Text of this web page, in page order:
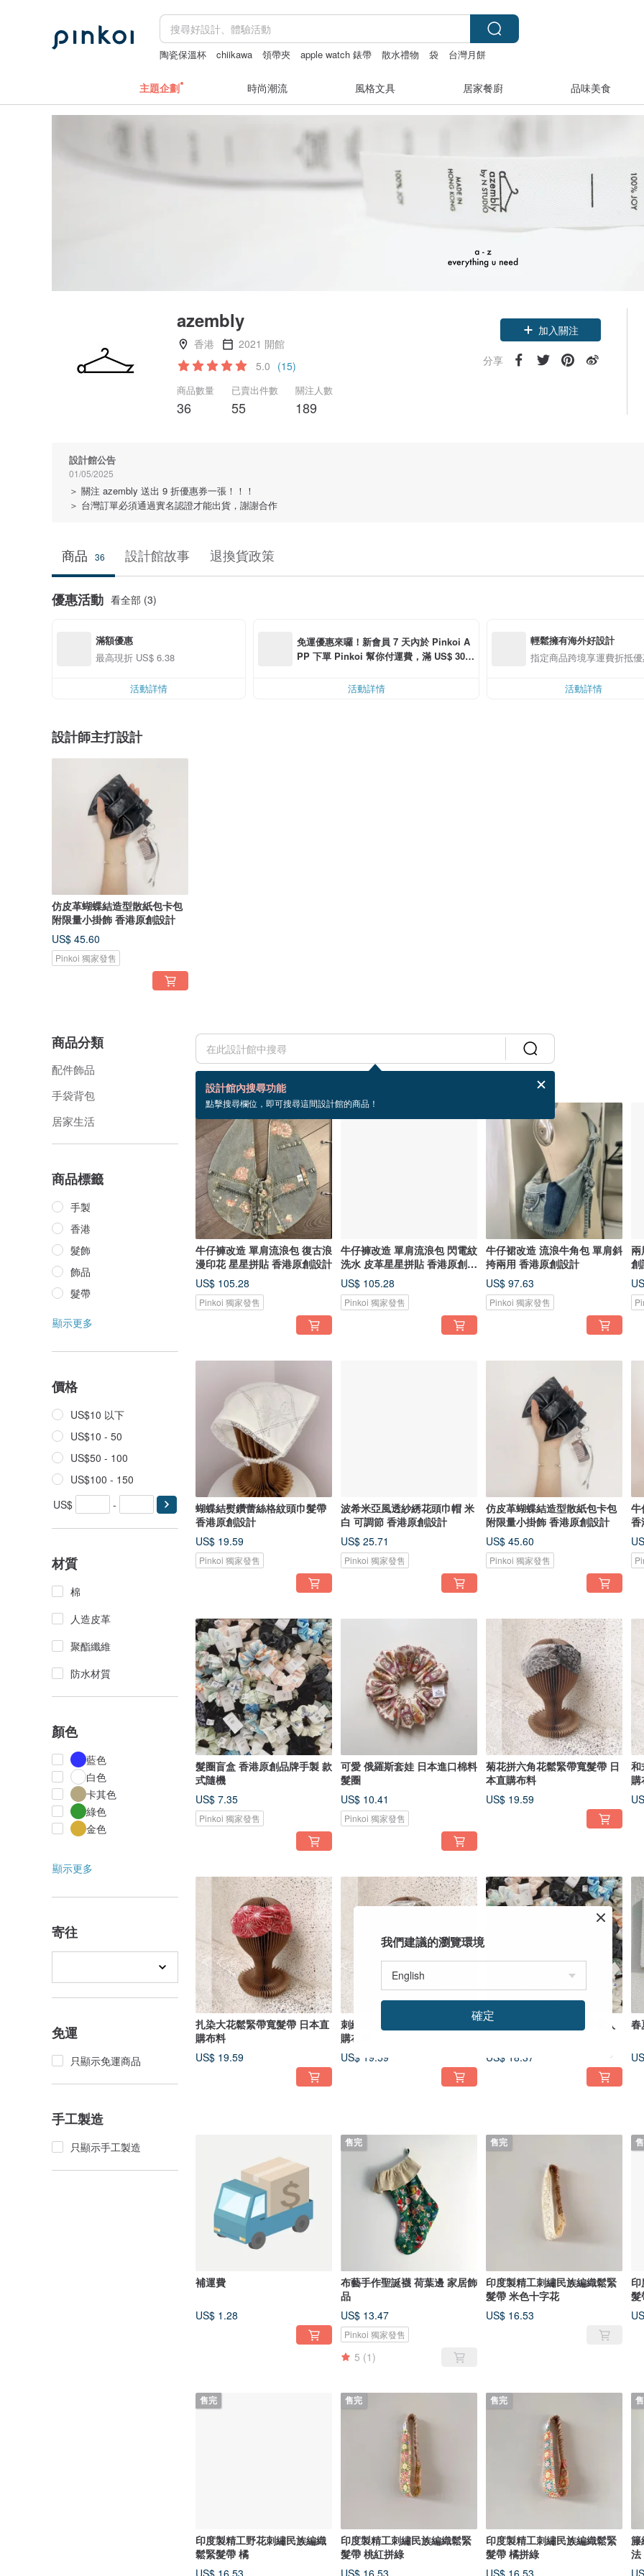
陶瓷保溫杯 chiikawa 領帶夾 apple watch 錶帶 散水禮物 袋
台灣月餅
主題企劃 時尚潮流 風格文具 居家餐廚 品味美食
azembly
香港
2021 開館
5.0 (15)
商品數量
36
已賣出件數
55
關注人數
189
領優惠券
加入關注
分享
設計館公告
01/05/2025
＞ 關注 azembly 送出 9 折優惠券一張！！！
＞ 台灣訂單必須通過實名認證才能出貨，謝謝合作
商品 36 設計館故事 退換貨政策
優惠活動 看全部 (3)
滿額優惠
最高現折 US$ 6.38
活動詳情
免運優惠來囉！新會員 7 天內於 Pinkoi A
PP 下單 Pinkoi 幫你付運費，滿 US$ 30.0
活動詳情
輕鬆擁有海外好設計
指定商品跨境享運費折抵
活動詳情
設計師主打設計
仿皮革蝴蝶結造型散紙包卡包
附限量小掛飾 香港原創設計
US$ 45.60
Pinkoi 獨家發售
商品分類
配件飾品
手袋背包
居家生活
商品標籤
手製
香港
髮飾
飾品
髮帶
顯示更多
價格
US$10 以下
US$10 - 50
US$50 - 100
US$100 - 150
US$
-
材質
棉
人造皮革
聚酯纖維
防水材質
顏色
藍色
白色
卡其色
綠色
金色
顯示更多
寄往
免運
只顯示免運商品
手工製造
只顯示手工製造
設計館內搜尋功能
點擊搜尋欄位，即可搜尋這間設計館的商品！
36 個商品
牛仔褲改造 單肩流浪包 復古浪
漫印花 星星拼貼 香港原創設計
US$ 105.28
Pinkoi 獨家發售
牛仔褲改造 單肩流浪包 閃電紋
洗水 皮革星星拼貼 香港原創設
計
US$ 105.28
Pinkoi 獨家發售
牛仔裙改造 流浪牛角包 單肩斜
挎兩用 香港原創設計
US$ 97.63
Pinkoi 獨家發售
兩
創
蝴蝶結熨鑽蕾絲格紋頭巾髮帶
香港原創設計
US$ 19.59
Pinkoi 獨家發售
波希米亞風透紗綉花頭巾帽 米
白 可調節 香港原創設計
US$ 25.71
Pinkoi 獨家發售
仿皮革蝴蝶結造型散紙包卡包
附限量小掛飾 香港原創設計
US$ 45.60
Pinkoi 獨家發售
牛
香
髮圈盲盒 香港原創品牌手製 款
式隨機
US$ 7.35
Pinkoi 獨家發售
可愛 俄羅斯套娃 日本進口棉料
髮圈
US$ 10.41
Pinkoi 獨家發售
菊花拼六角花鬆緊帶寬髮帶 日
本直購布料
US$ 19.59
和
購
扎染大花鬆緊帶寬髮帶 日本直
購布料
US$ 19.59
刺繡鏤空鬆緊帶寬髮帶 日本直
購布料
US$ 19.59
日本進口棉料髮圈福袋 3個入
US$ 18.37
春
補運費
US$ 1.28
售完
布藝手作聖誕襪 荷葉邊 家居飾
品
US$ 13.47
Pinkoi 獨家發售
5 (1)
售完
印度製精工刺繡民族編織鬆緊
髮帶 米色十字花
US$ 16.53
髮
售完
印度製精工野花刺繡民族編織
鬆緊髮帶 橘
US$ 16.53
售完
印度製精工刺繡民族編織鬆緊
髮帶 桃紅拼綠
US$ 16.53
售完
印度製精工刺繡民族編織鬆緊
髮帶 橘拼綠
US$ 16.53
籐
法
我們建議的瀏覽環境
確定